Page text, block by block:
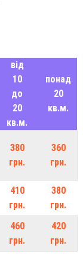
від
10
до
20
кв.м.
понад
20
кв.м.
380
грн.
360
грн.
410
грн.
380
грн.
460
грн.
420
грн.